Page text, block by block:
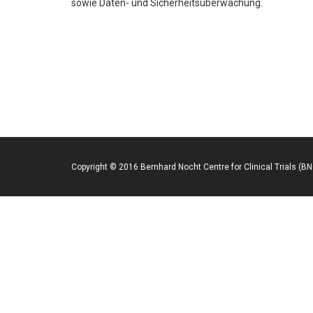
sowie Daten- und Sicherheitsüberwachung.
Copyright © 2016 Bernhard Nocht Centre for Clinical Trials